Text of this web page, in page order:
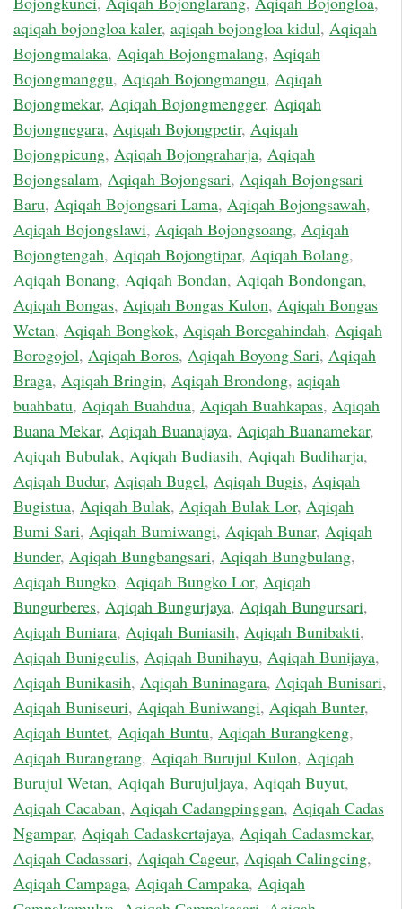
aqiqah bojongloa kaler, aqiqah bojongloa kidul, Aqiqah
Bojongmalaka, Aqiqah Bojongmalang, Aqiqah
Bojongmanggu, Aqiqah Bojongmangu, Aqiqah
Bojongmekar, Aqiqah Bojongmengger, Aqiqah
Bojongnegara, Aqiqah Bojongpetir, Aqiqah
Bojongpicung, Aqiqah Bojongraharja, Aqiqah
Bojongsalam, Aqiqah Bojongsari, Aqiqah Bojongsari
Baru, Aqiqah Bojongsari Lama, Aqiqah Bojongsawah,
Aqiqah Bojongslawi, Aqiqah Bojongsoang, Aqiqah
Bojongtengah, Aqiqah Bojongtipar, Aqiqah Bolang,
Aqiqah Bonang, Aqiqah Bondan, Aqiqah Bondongan,
Aqiqah Bongas, Aqiqah Bongas Kulon, Aqiqah Bongas
Wetan, Aqiqah Bongkok, Aqiqah Boregahindah, Aqiqah
Borogojol, Aqiqah Boros, Aqiqah Boyong Sari, Aqiqah
Braga, Aqiqah Bringin, Aqiqah Brondong, aqiqah
buahbatu, Aqiqah Buahdua, Aqiqah Buahkapas, Aqiqah
Buana Mekar, Aqiqah Buanajaya, Aqiqah Buanamekar,
Aqiqah Bubulak, Aqiqah Budiasih, Aqiqah Budiharja,
Aqiqah Budur, Aqiqah Bugel, Aqiqah Bugis, Aqiqah
Bugistua, Aqiqah Bulak, Aqiqah Bulak Lor, Aqiqah
Bumi Sari, Aqiqah Bumiwangi, Aqiqah Bunar, Aqiqah
Bunder, Aqiqah Bungbangsari, Aqiqah Bungbulang,
Aqiqah Bungko, Aqiqah Bungko Lor, Aqiqah
Bungurberes, Aqiqah Bungurjaya, Aqiqah Bungursari,
Aqiqah Buniara, Aqiqah Buniasih, Aqiqah Bunibakti,
Aqiqah Bunigeulis, Aqiqah Bunihayu, Aqiqah Bunijaya,
Aqiqah Bunikasih, Aqiqah Buninagara, Aqiqah Bunisari,
Aqiqah Buniseuri, Aqiqah Buniwangi, Aqiqah Bunter,
Aqiqah Buntet, Aqiqah Buntu, Aqiqah Burangkeng,
Aqiqah Burangrang, Aqiqah Burujul Kulon, Aqiqah
Burujul Wetan, Aqiqah Burujuljaya, Aqiqah Buyut,
Aqiqah Cacaban, Aqiqah Cadangpinggan, Aqiqah Cadas
Ngampar, Aqiqah Cadaskertajaya, Aqiqah Cadasmekar,
Aqiqah Cadassari, Aqiqah Cageur, Aqiqah Calingcing,
Aqiqah Campaga, Aqiqah Campaka, Aqiqah